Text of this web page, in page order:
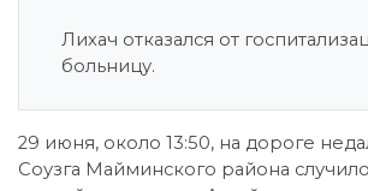
Лихач отказался от
больницу.
29 июня, около 13:50, на дороге
Соузга Майминского района